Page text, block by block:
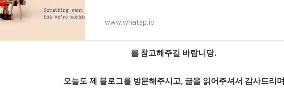
www.whatap.io
를 참고해주길 바랍니당.
오늘도 제 블로그를 방문해주시고, 글을 읽어주셔서 감사드리며